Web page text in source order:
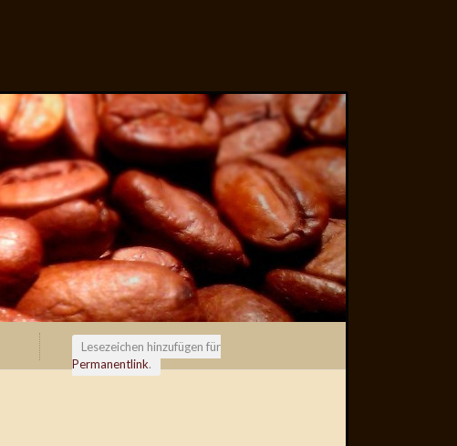
Lesezeichen hinzufügen für
Permanentlink.